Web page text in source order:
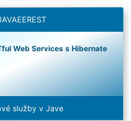
Web Services s Hibernate
služby v Jave